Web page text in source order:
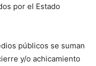
por el Estado
públicos se suman
y/o achicamiento